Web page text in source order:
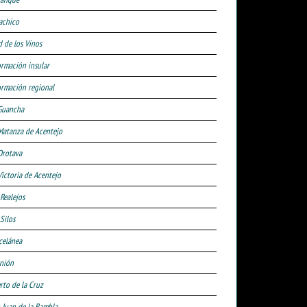
de los Vinos
insular
regional
de Acentejo
de Acentejo
de la Cruz